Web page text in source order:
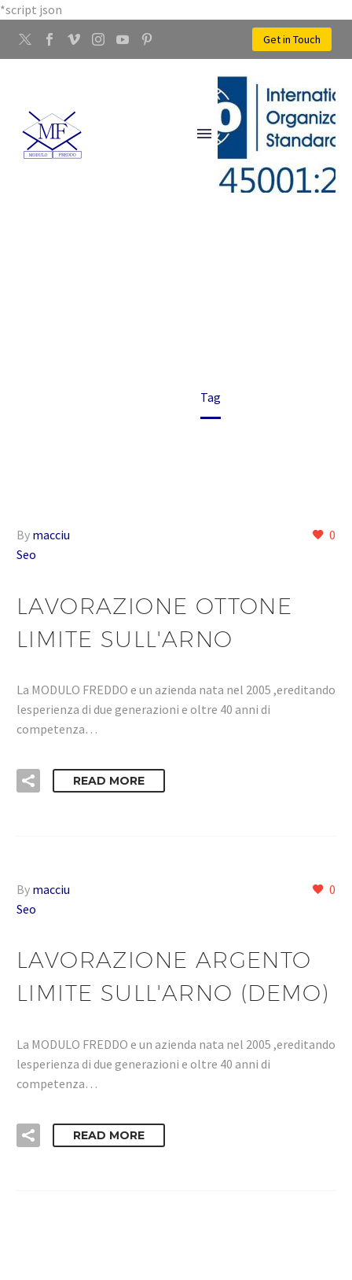
*script json
Get in Touch
Tag
0
By macciu
Seo
LAVORAZIONE OTTONE
LIMITE SULL'ARNO
La MODULO FREDDO e un azienda nata nel 2005 ,ereditando
lesperienza di due generazioni e oltre 40 anni di
competenza…
READ MORE
0
By macciu
Seo
LAVORAZIONE ARGENTO
LIMITE SULL'ARNO (DEMO)
La MODULO FREDDO e un azienda nata nel 2005 ,ereditando
lesperienza di due generazioni e oltre 40 anni di
competenza…
READ MORE